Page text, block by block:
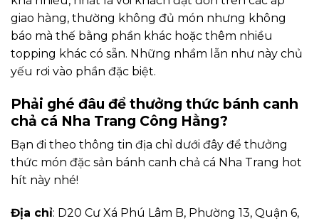
giao hàng, thường không đủ món nhưng không
báo mà thế bằng phần khác hoặc thêm nhiều
topping khác có sẵn. Những nhầm lẫn như này chủ
yếu rơi vào phần đặc biệt.
Phải ghé đâu để thưởng thức bánh canh
chả cá Nha Trang Công Hằng?
Bạn đi theo thông tin địa chỉ dưới đây để thưởng
thức món đặc sản bánh canh chả cá Nha Trang hot
hít này nhé!
Địa chỉ: D20 Cư Xá Phú Lâm B, Phường 13, Quận 6,